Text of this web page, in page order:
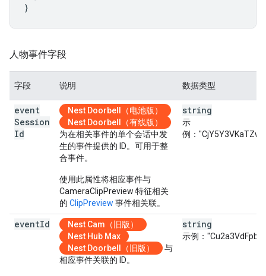
}
人物事件字段
字段 说明 数据类型
event
Session
Id
Nest Doorbell（电池版）
Nest Doorbell（有线版）
为在相关事件的单个会话中发
生的事件提供的 ID。可用于整
合事件。
使用此属性将相应事件与
CameraClipPreview 特征相关
的 ClipPreview 事件相关联。
string
示
例：
eventId
Nest Cam（旧版）
Nest Hub Max
Nest Doorbell（旧版）
与
相应事件关联的 ID。
string
示例：